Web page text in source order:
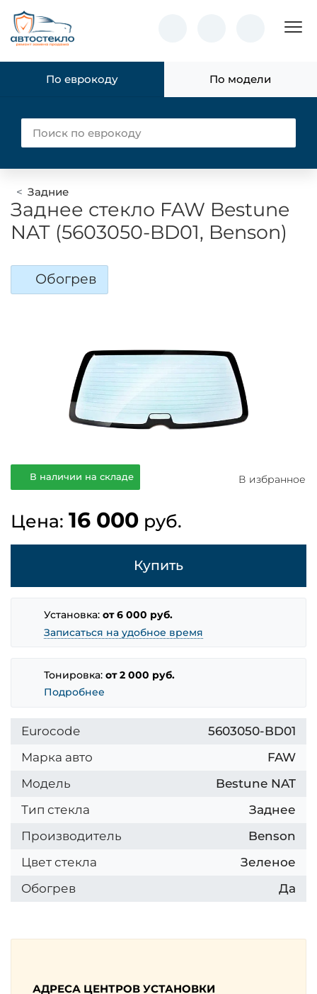
По еврокоду По модели
Задние
Заднее стекло FAW Bestune
NAT (5603050-BD01, Benson)
Обогрев
В наличии на складе В избранное
Цена: 16 000 руб.
Купить
Установка:от 6 000 руб.
Записаться на удобное время
Тонировка:от 2 000 руб.
Подробнее
Eurocode
5603050-BD01
Марка авто
FAW
Модель
Bestune NAT
Тип стекла
Заднее
Производитель
Benson
Цвет стекла
Зеленое
Обогрев
Да
АДРЕСА ЦЕНТРОВ УСТАНОВКИ